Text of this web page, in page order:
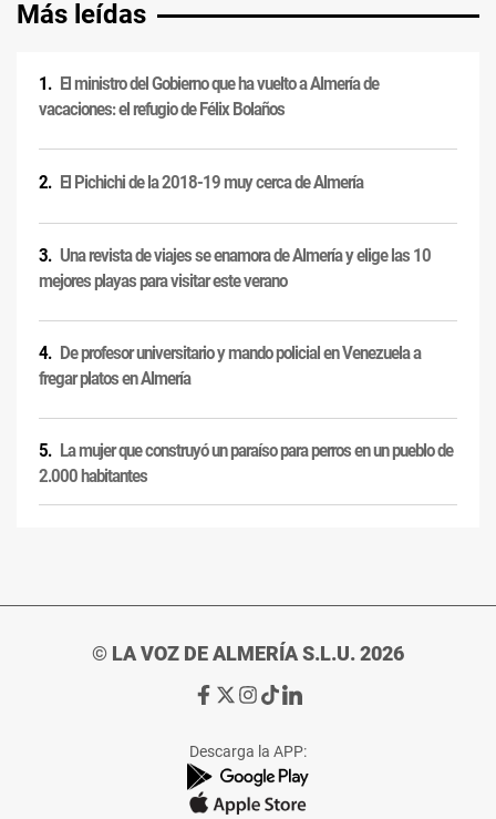
Más leídas
El ministro del Gobierno que ha vuelto a Almería de
vacaciones: el refugio de Félix Bolaños
El Pichichi de la 2018-19 muy cerca de Almería
Una revista de viajes se enamora de Almería y elige las 10
mejores playas para visitar este verano
De profesor universitario y mando policial en Venezuela a
fregar platos en Almería
La mujer que construyó un paraíso para perros en un pueblo de
2.000 habitantes
© LA VOZ DE ALMERÍA S.L.U. 2026
Ir
de
La
Voz
Ir
de
La
Voz
Ir
de
La
Voz
Ir
de
La
Voz
Ir
de
La
Voz
Descarga la APP: